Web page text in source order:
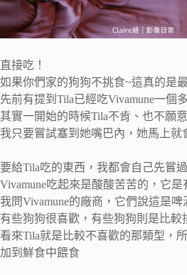
直接吃！
如果你們家的狗狗不挑食~這真的是
先前有提到Tila已經吃Vivamune一個
其實一開始的時候Tila不肯、也不願
我只要嘗試塞到她嘴巴內，她馬上就
要給Tila吃的東西，我都會自己先嘗過
Vivamune吃起來是酸酸苦苦的，它
我問Vivamune的廠商，它們說這是啤
有些狗狗很喜歡，有些狗狗則是比較
看來Tila就是比較不喜歡的那類型，
加到鮮食中餵食